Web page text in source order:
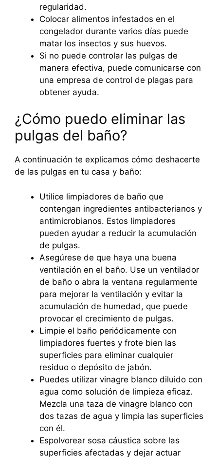
regularidad.
Colocar alimentos infestados en el
congelador durante varios días puede
matar los insectos y sus huevos.
Si no puede controlar las pulgas de
manera efectiva, puede comunicarse con
una empresa de control de plagas para
obtener ayuda.
¿Cómo puedo eliminar las
pulgas del baño?
A continuación te explicamos cómo deshacerte
de las pulgas en tu casa y baño:
Utilice limpiadores de baño que
contengan ingredientes antibacterianos y
antimicrobianos. Estos limpiadores
pueden ayudar a reducir la acumulación
de pulgas.
Asegúrese de que haya una buena
ventilación en el baño. Use un ventilador
de baño o abra la ventana regularmente
para mejorar la ventilación y evitar la
acumulación de humedad, que puede
provocar el crecimiento de pulgas.
Limpie el baño periódicamente con
limpiadores fuertes y frote bien las
superficies para eliminar cualquier
residuo o depósito de jabón.
Puedes utilizar vinagre blanco diluido con
agua como solución de limpieza eficaz.
Mezcla una taza de vinagre blanco con
dos tazas de agua y limpia las superficies
con él.
Espolvorear sosa cáustica sobre las
superficies afectadas y dejar actuar